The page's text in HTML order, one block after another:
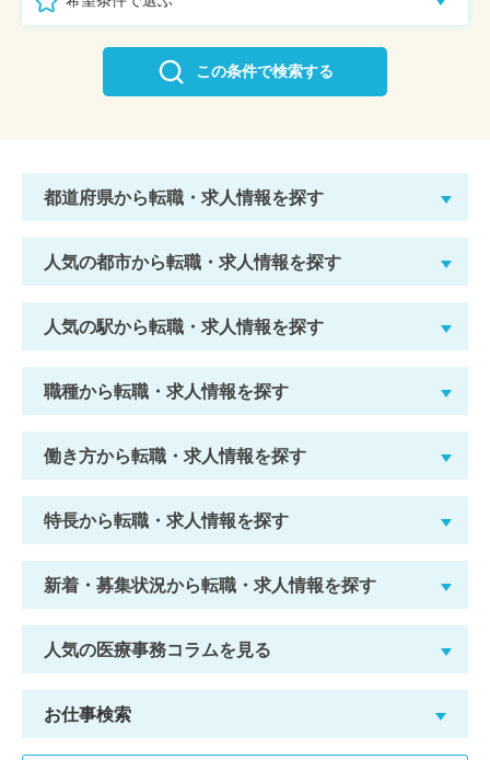
この条件で検索する
都道府県から転職・求人情報を探す
人気の都市から転職・求人情報を探す
人気の駅から転職・求人情報を探す
職種から転職・求人情報を探す
働き方から転職・求人情報を探す
特長から転職・求人情報を探す
新着・募集状況から転職・求人情報を探す
人気の医療事務コラムを見る
お仕事検索